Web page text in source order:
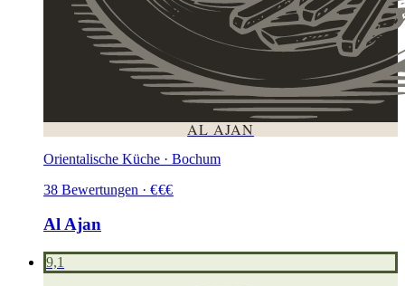
AL AJAN
Orientalische Küche · Bochum
38 Bewertungen · €€€
Al Ajan
9,1